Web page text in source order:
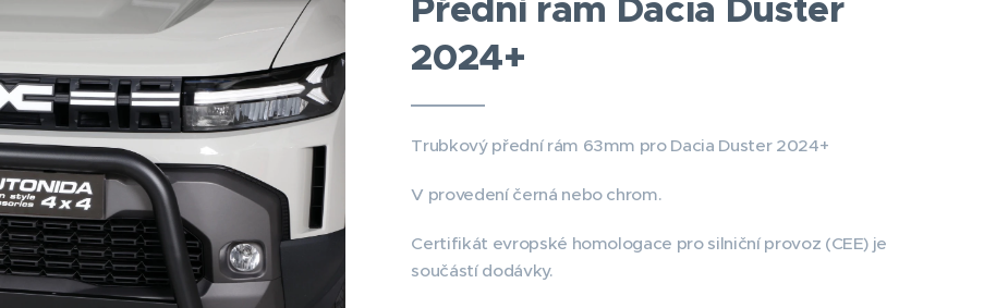
2024+
Trubkový přední rám 63mm pro Dacia Duster 2024+
V provedení černá nebo chrom.
Certifikát evropské homologace pro silniční provoz (CEE) je
součástí dodávky.